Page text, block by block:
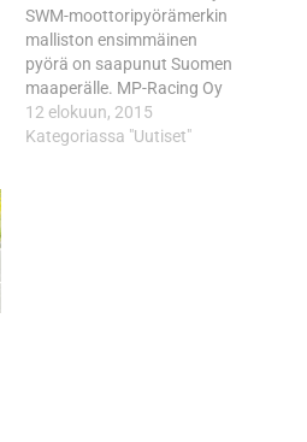
SWM-moottoripyörämerkin
malliston ensimmäinen
pyörä on saapunut Suomen
maaperälle. MP-Racing Oy
on saanut ensimmäisen
lähetyksen Italiasta ja RS
12 elokuun, 2015
Kategoriassa "Uutiset"